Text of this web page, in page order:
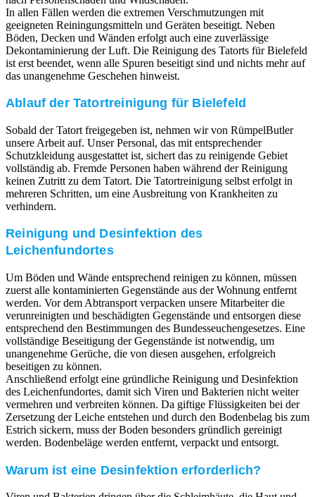
In allen Fällen werden die extremen Verschmutzungen mit
geeigneten Reiningungsmitteln und Geräten beseitigt. Neben
Böden, Decken und Wänden erfolgt auch eine zuverlässige
Dekontaminierung der Luft. Die Reinigung des Tatorts für Bielefeld
ist erst beendet, wenn alle Spuren beseitigt sind und nichts mehr auf
das unangenehme Geschehen hinweist.
Ablauf der Tatortreinigung für Bielefeld
Sobald der Tatort freigegeben ist, nehmen wir von RümpelButler
unsere Arbeit auf. Unser Personal, das mit entsprechender
Schutzkleidung ausgestattet ist, sichert das zu reinigende Gebiet
vollständig ab. Fremde Personen haben während der Reinigung
keinen Zutritt zu dem Tatort. Die Tatortreinigung selbst erfolgt in
mehreren Schritten, um eine Ausbreitung von Krankheiten zu
verhindern.
Reinigung und Desinfektion des
Leichenfundortes
Um Böden und Wände entsprechend reinigen zu können, müssen
zuerst alle kontaminierten Gegenstände aus der Wohnung entfernt
werden. Vor dem Abtransport verpacken unsere Mitarbeiter die
verunreinigten und beschädigten Gegenstände und entsorgen diese
entsprechend den Bestimmungen des Bundesseuchengesetzes. Eine
vollständige Beseitigung der Gegenstände ist notwendig, um
unangenehme Gerüche, die von diesen ausgehen, erfolgreich
beseitigen zu können.
Anschließend erfolgt eine gründliche Reinigung und Desinfektion
des Leichenfundortes, damit sich Viren und Bakterien nicht weiter
vermehren und verbreiten können. Da giftige Flüssigkeiten bei der
Zersetzung der Leiche entstehen und durch den Bodenbelag bis zum
Estrich sickern, muss der Boden besonders gründlich gereinigt
werden. Bodenbeläge werden entfernt, verpackt und entsorgt.
Warum ist eine Desinfektion erforderlich?